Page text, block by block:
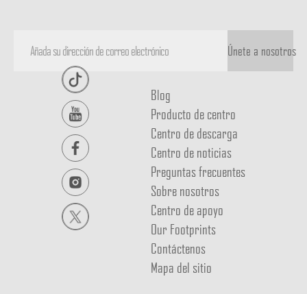
Únete a nosotros
Blog
Producto de centro
Centro de descarga
Centro de noticias
Preguntas frecuentes
Sobre nosotros
Centro de apoyo
Our Footprints
Contáctenos
Mapa del sitio